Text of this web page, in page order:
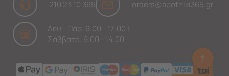
210 23 10 365 orders@apothiki365.gr
Δευ - Παρ: 9:00 - 17:00 |
Σάββατο: 9:00 - 14:00
↑